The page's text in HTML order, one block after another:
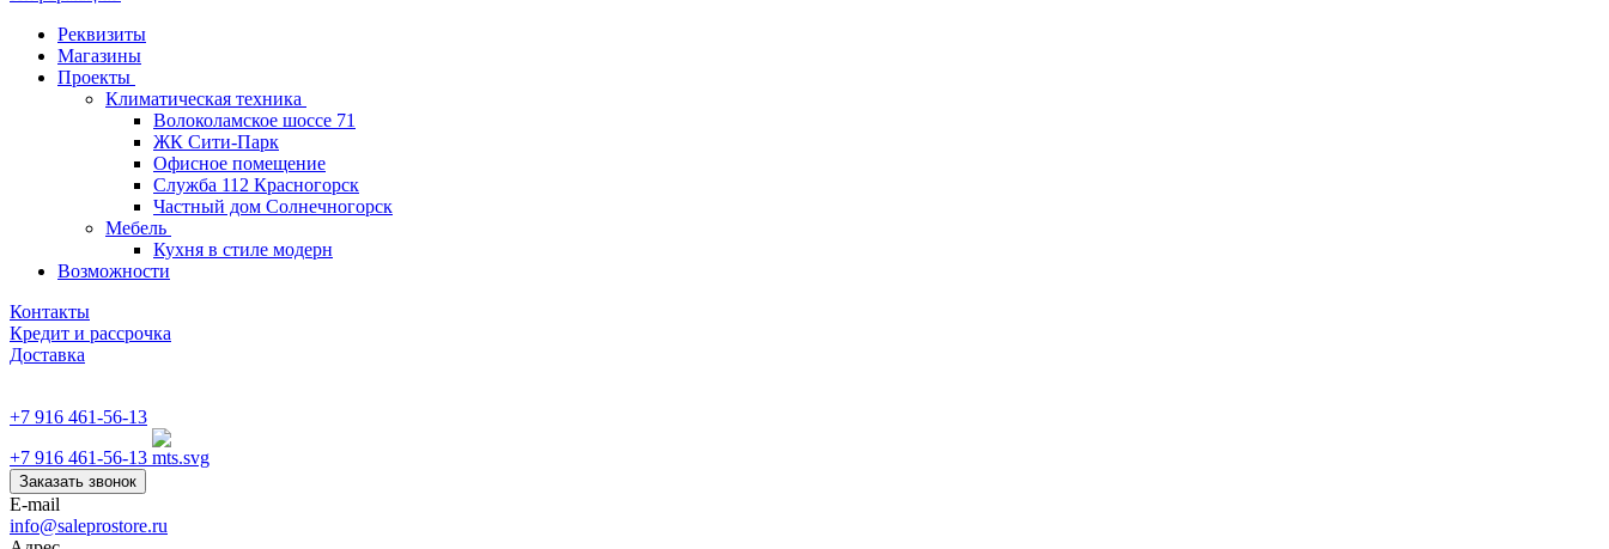
Реквизиты
Магазины
Проекты
Климатическая техника
Волоколамское шоссе 71
ЖК Сити-Парк
Офисное помещение
Служба 112 Красногорск
Частный дом Солнечногорск
Мебель
Кухня в стиле модерн
Возможности
Контакты
Кредит и рассрочка
Доставка
+7 916 461-56-13
+7 916 461-56-13
Заказать звонок
E-mail
info@saleprostore.ru